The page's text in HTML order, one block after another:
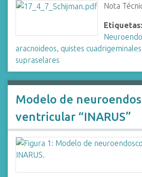
Nota
Etiquetas:
aracnoideos, quistes cuadrigeminales
supraselares
Modelo de
ventricular “INARUS”